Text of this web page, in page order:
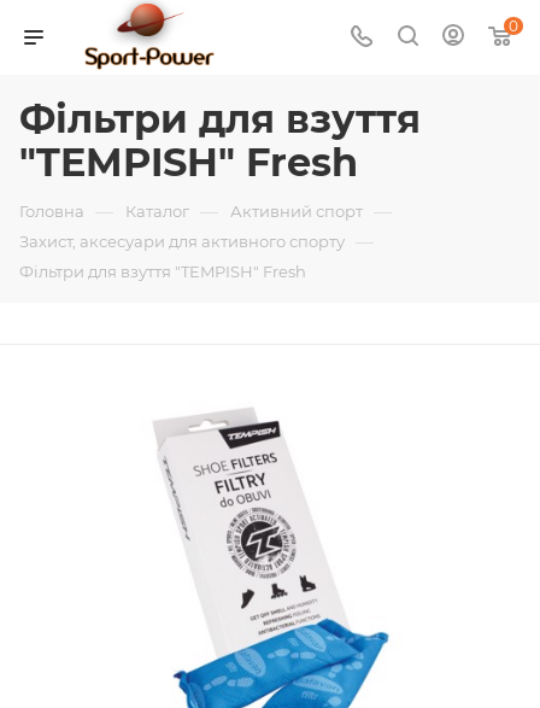
0
Фільтри для взуття
"TEMPISH" Fresh
Головна — Каталог — Активний спорт —
Захист, аксесуари для активного спорту —
Фільтри для взуття "TEMPISH" Fresh